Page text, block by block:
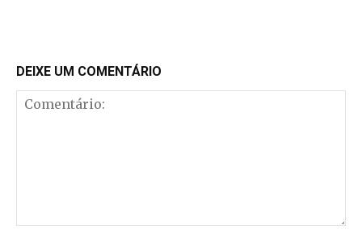
DEIXE UM COMENTÁRIO